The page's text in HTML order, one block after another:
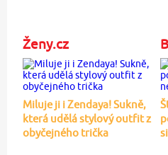
Ženy.cz
Miluje ji i Zendaya! Sukně,
která udělá stylový outfit z
obyčejného trička